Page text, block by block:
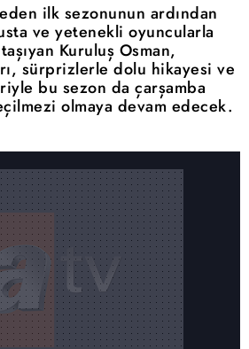
ilk sezonunun ardından
ve yetenekli oyuncularla
Kuruluş Osman,
sürprizlerle dolu hikayesi ve
bu sezon da çarşamba
olmaya devam edecek.